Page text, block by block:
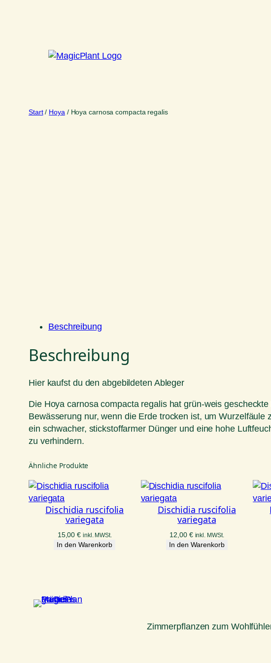
Start/ Hoya / Hoya carnosa compacta regalis
Beschreibung
Beschreibung
Hier kaufst du den abgebildeten Ableger
Die Hoya carnosa compacta regalis hat grün-weis
Bewässerung nur, wenn die Erde trocken ist, um
ein schwacher, stickstoffarmer Dünger und eine hohe
zu verhindern.
Ähnliche Produkte
Dischidia ruscifolia
variegata
15,00€ inkl. MWSt.
In den Warenkorb
Dischidia ruscifolia
variegata
12,00 € inkl. MWSt.
In den Warenkorb
Zimmerpflanzen zum